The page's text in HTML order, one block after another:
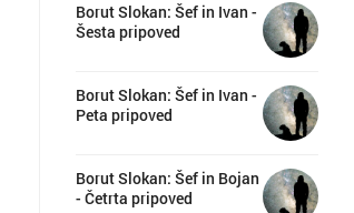
Borut Slokan: Šef in Ivan -
Šesta pripoved
Borut Slokan: Šef in Ivan -
Peta pripoved
Borut Slokan: Šef in Bojan
- Četrta pripoved